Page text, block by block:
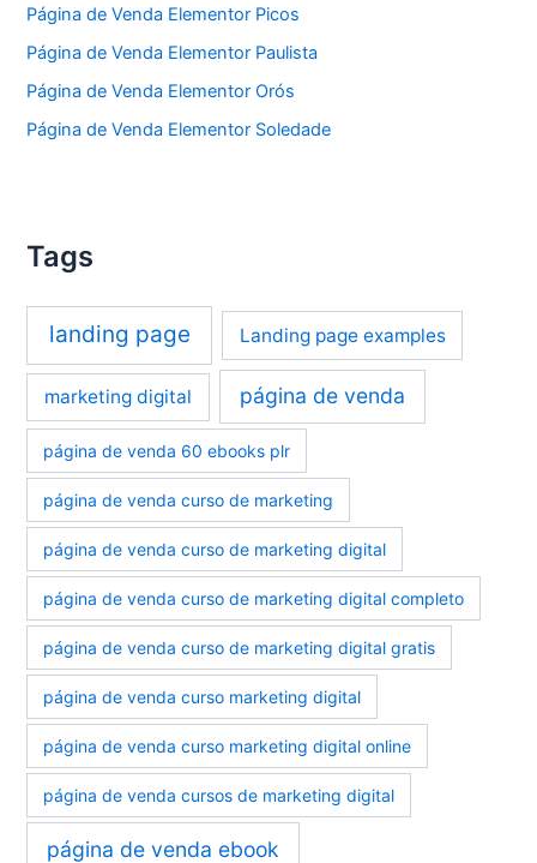
Página de Venda Elementor Picos
Página de Venda Elementor Paulista
Página de Venda Elementor Orós
Página de Venda Elementor Soledade
Tags
landing page Landing page examples
marketing digital página de venda
página de venda 60 ebooks plr
página de venda curso de marketing
página de venda curso de marketing digital
página de venda curso de marketing digital completo
página de venda curso de marketing digital gratis
página de venda curso marketing digital
página de venda curso marketing digital online
página de venda cursos de marketing digital
página de venda ebook